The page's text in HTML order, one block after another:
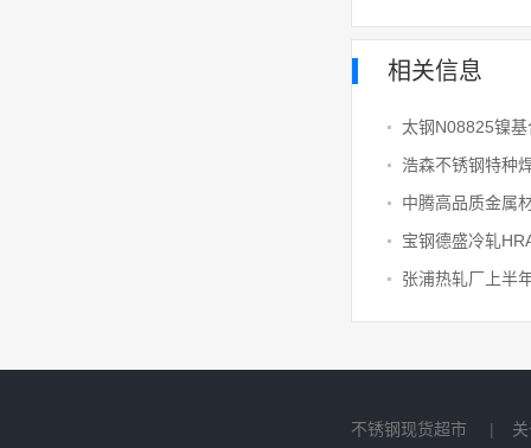
相关信息
太钢N08825镍
浩森不锈钢特种
不锈钢现货超市 |